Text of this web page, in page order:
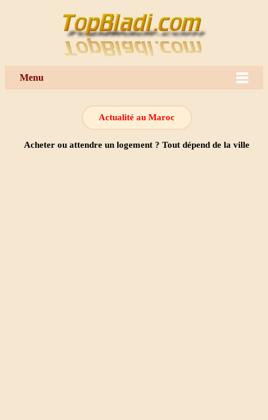
Menu
Actualité au Maroc
Acheter ou attendre un logement ? Tout dépend de la ville